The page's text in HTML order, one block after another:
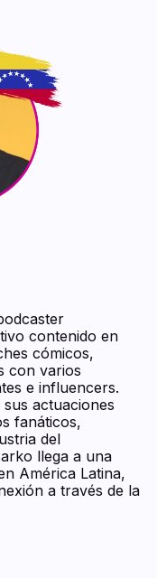
contenido en
cómicos,
con varios
e influencers.
actuaciones
fanáticos,
del
llega a una
América Latina,
a través de la